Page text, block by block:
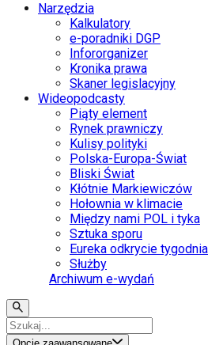
Narzędzia
Kalkulatory
e-poradniki DGP
Infororganizer
Kronika prawa
Skaner legislacyjny
Wideopodcasty
Piąty element
Rynek prawniczy
Kulisy polityki
Polska-Europa-Świat
Bliski Świat
Kłótnie Markiewiczów
Hołownia w klimacie
Między nami POL i tyka
Sztuka sporu
Eureka odkrycie tygodnia
Służby
Archiwum e-wydań